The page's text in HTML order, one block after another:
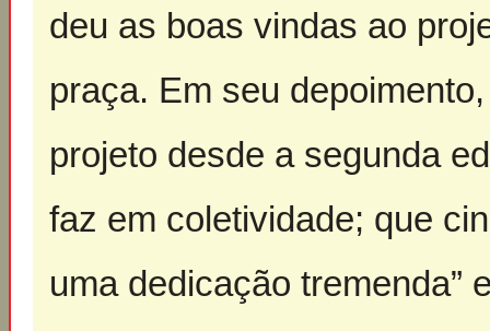
deu as boas vindas ao
praça. Em seu
projeto desde a segunda
faz em coletividade; que
uma dedicação tremenda”